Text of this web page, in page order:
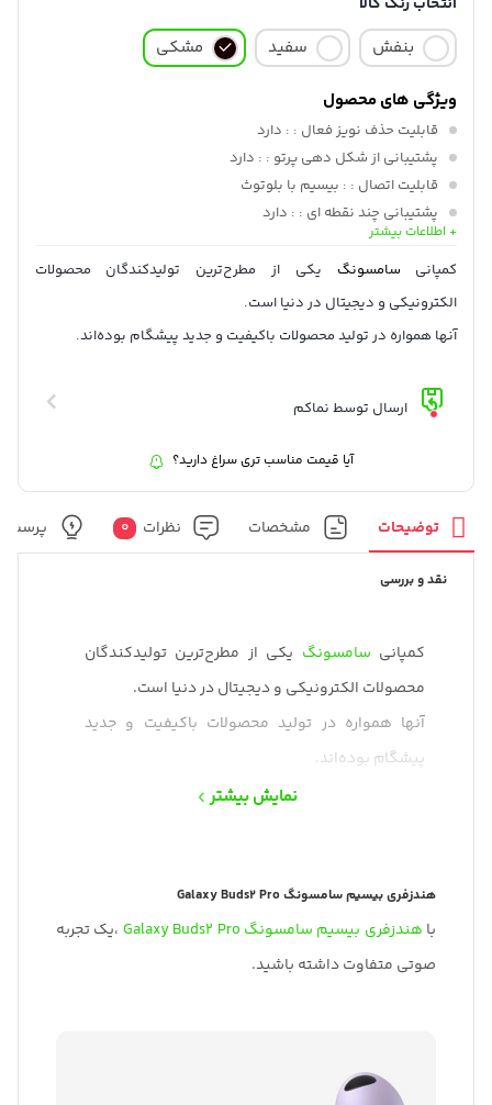
بنفش سفید مشکی
ویژگی های محصول
قابلیت حذف نویز فعال : : دارد
پشتیبانی از شکل دهی پرتو : : دارد
قابلیت اتصال : : بیسیم با بلوتوث
پشتیبانی چند نقطه ای : : دارد
ظرفیت (mAh) :
زمان پخش :: 5 ساعت (BT+ANC)و8 ساعت (BT)و4 ساعت (گفتگو)
زمان شارژ کیس :
ظرفیت :
+ اطلاعات بیشتر
کمپانی سامسونگ یکی از مطرح‌ترین تولیدکندگان محصولات
الکترونیکی و دیجیتال در دنیا است.
آنها همواره در تولید محصولات باکیفیت و جدید پیشگام بوده‌اند.
ارسال توسط نماکم
آیا قیمت مناسب تری سراغ دارید؟
توضیحات مشخصات نظرات 0 پرسش
نقد و بررسی
کمپانی سامسونگ یکی از مطرح‌ترین تولیدکندگان
محصولات الکترونیکی و دیجیتال در دنیا است.
آنها همواره در تولید محصولات باکیفیت و جدید
پیشگام بوده‌اند.
نمایش بیشتر
هندزفری بیسیم سامسونگ Galaxy Buds2 Pro
با هندزفری بیسیم سامسونگ Galaxy Buds2 Pro ،یک تجربه
صوتی متفاوت داشته باشید.